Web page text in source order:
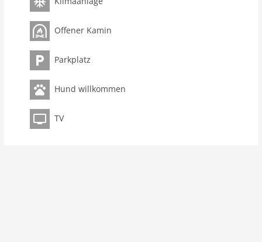
Maximalbelegung 4 Pers.
Wohnfläche 70 m2
Zimmer 4
Schlafzimmer 3
Toiletten 1
Badezimmer 1
Ausstattung Küche
Mikrowelle
Offener Kamin
Parkplatz
Hund willkommen
TV